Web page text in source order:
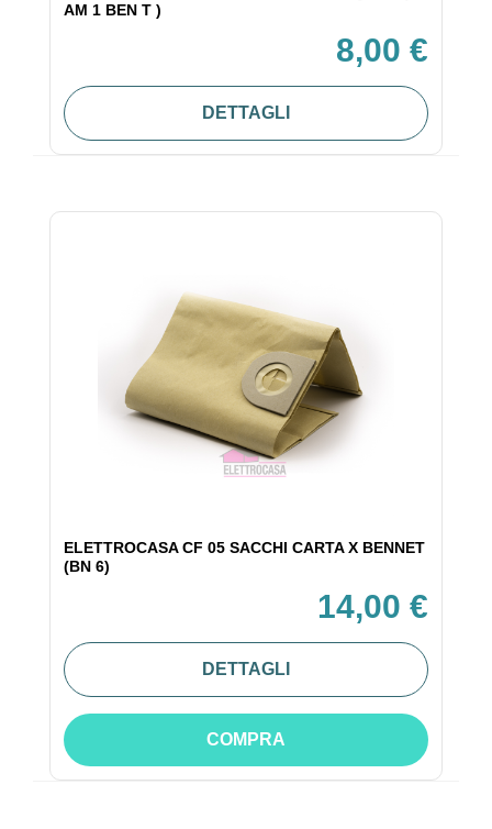
AM 1 BEN T )
8,00 €
DETTAGLI
ELETTROCASA CF 05 SACCHI CARTA X BENNET
(BN 6)
14,00 €
DETTAGLI
COMPRA